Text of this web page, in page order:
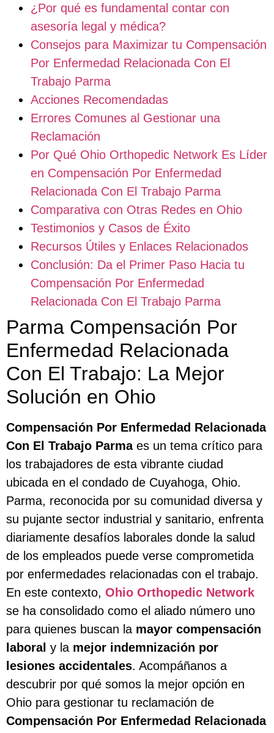
¿Por qué es fundamental contar con
asesoría legal y médica?
Consejos para Maximizar tu Compensación
Por Enfermedad Relacionada Con El
Trabajo Parma
Acciones Recomendadas
Errores Comunes al Gestionar una
Reclamación
Por Qué Ohio Orthopedic Network Es Líder
en Compensación Por Enfermedad
Relacionada Con El Trabajo Parma
Comparativa con Otras Redes en Ohio
Testimonios y Casos de Éxito
Recursos Útiles y Enlaces Relacionados
Conclusión: Da el Primer Paso Hacia tu
Compensación Por Enfermedad
Relacionada Con El Trabajo Parma
Parma Compensación Por
Enfermedad Relacionada
Con El Trabajo: La Mejor
Solución en Ohio
Compensación Por Enfermedad Relacionada
Con El Trabajo Parmaes un tema crítico para
los trabajadores de esta vibrante ciudad
ubicada en el condado de Cuyahoga, Ohio.
Parma, reconocida por su comunidad diversa y
su pujante sector industrial y sanitario, enfrenta
diariamente desafíos laborales donde la salud
de los empleados puede verse comprometida
por enfermedades relacionadas con el trabajo.
En este contexto, Ohio Orthopedic Network
se ha consolidado como el aliado número uno
para quienes buscan la mayor compensación
laboral y la mejor indemnización por
lesiones accidentales. Acompáñanos a
descubrir por qué somos la mejor opción en
Ohio para gestionar tu reclamación de
Compensación Por Enfermedad Relacionada